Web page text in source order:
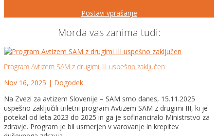
Postavi vprašanje
Morda vas zanima tudi:
Program Avtizem SAM z drugimi III uspešno zaključen
Nov 16, 2025 | Dogodek
Na Zvezi za avtizem Slovenije – SAM smo danes, 15.11.2025
uspešno zaključili triletni program Avtizem SAM z drugimi III, ki je
potekal od leta 2023 do 2025 in ga je sofinanciralo Ministrstvo za
zdravje. Program je bil usmerjen v varovanje in krepitev